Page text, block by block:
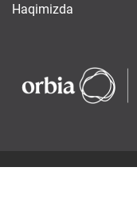
Haqimizda